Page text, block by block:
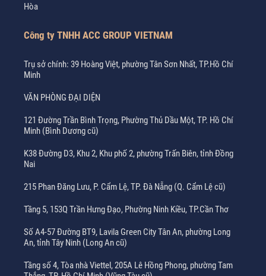
Hòa
Công ty TNHH ACC GROUP VIETNAM
Trụ sở chính: 39 Hoàng Việt, phường Tân Sơn Nhất, TP.Hồ Chí
Minh
VĂN PHÒNG ĐẠI DIỆN
121 Đường Trần Bình Trọng, Phường Thủ Dầu Một, TP. Hồ Chí
Minh (Bình Dương cũ)
K38 Đường D3, Khu 2, Khu phố 2, phường Trấn Biên, tỉnh Đồng
Nai
215 Phan Đăng Lưu, P. Cẩm Lệ, TP. Đà Nẵng (Q. Cẩm Lệ cũ)
Tầng 5, 153Q Trần Hưng Đạo, Phường Ninh Kiều, TP.Cần Thơ
Số A4-57 Đường BT9, Lavila Green City Tân An, phường Long
An, tỉnh Tây Ninh (Long An cũ)
Tầng số 4, Tòa nhà Viettel, 205A Lê Hồng Phong, phường Tam